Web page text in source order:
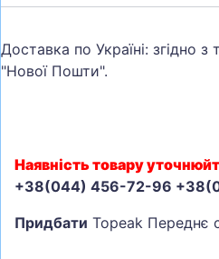
Доставка по Україні: згідно
"Нової Пошти".
Наявність товару
+38(044) 456-72-96
Придбати Topeak Переднє